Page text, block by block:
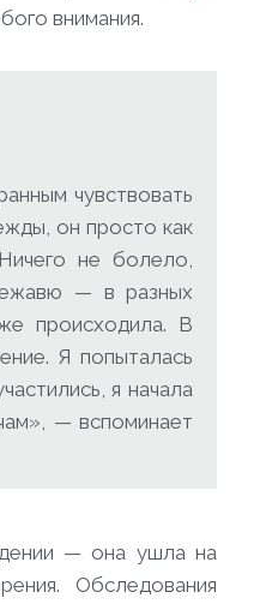
внимания.
чувствовать
он просто как
не болело,
— в разных
происходила. В
Я попыталась
я начала
— вспоминает
— она ушла на
Обследования